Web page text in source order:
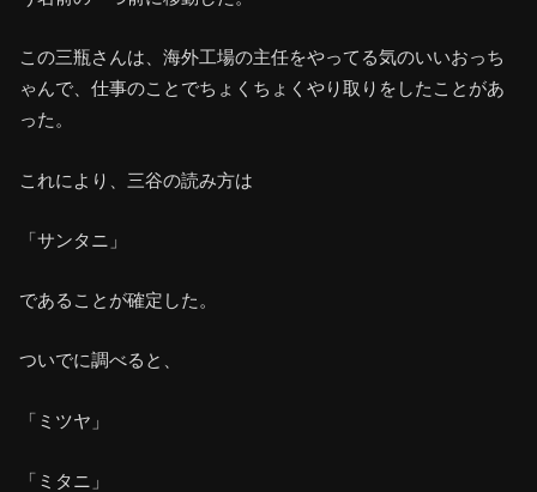
この三瓶さんは、海外工場の主任をやってる気のいいおっち
ゃんで、仕事のことでちょくちょくやり取りをしたことがあ
った。
これにより、三谷の読み方は
「サンタニ」
であることが確定した。
ついでに調べると、
「ミツヤ」
「ミタニ」